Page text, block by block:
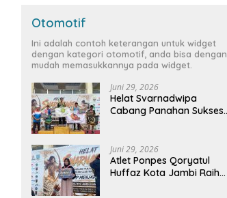
Otomotif
Ini adalah contoh keterangan untuk widget
dengan kategori otomotif, anda bisa dengan
mudah memasukkannya pada widget.
Juni 29, 2026
Helat Svarnadwipa
Cabang Panahan Sukses
Apresiasi
Juni 29, 2026
Atlet Ponpes Qoryatul
Huffaz Kota Jambi Raih